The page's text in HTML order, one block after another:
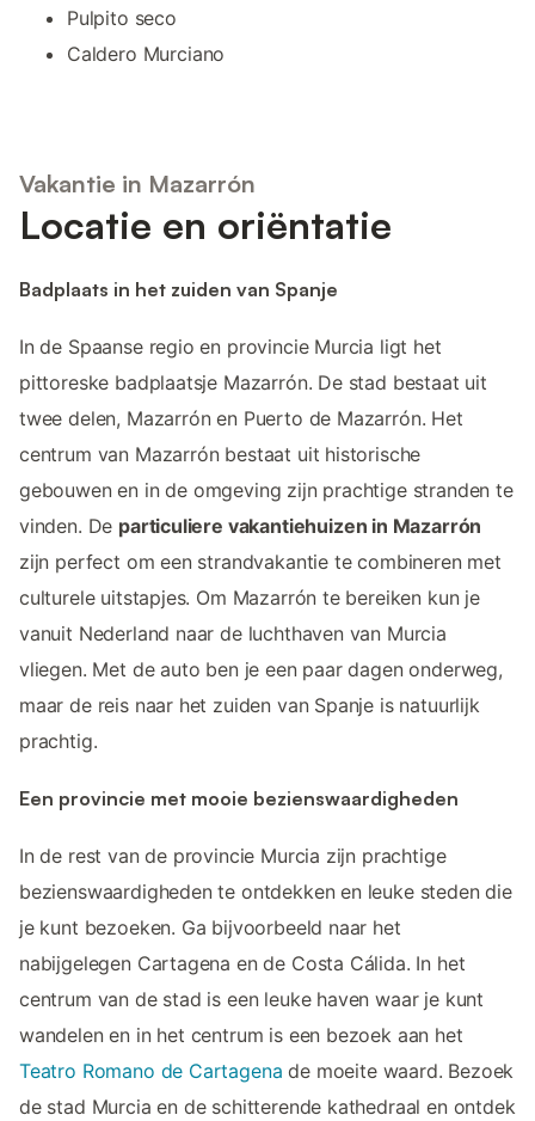
Pulpito seco
Caldero Murciano
Vakantie in Mazarrón
Locatie en oriëntatie
Badplaats in het zuiden van Spanje
In de Spaanse regio en provincie Murcia ligt het
pittoreske badplaatsje Mazarrón. De stad bestaat uit
twee delen, Mazarrón en Puerto de Mazarrón. Het
centrum van Mazarrón bestaat uit historische
gebouwen en in de omgeving zijn prachtige stranden te
vinden. De particuliere vakantiehuizen in Mazarrón
zijn perfect om een strandvakantie te combineren met
culturele uitstapjes. Om Mazarrón te bereiken kun je
vanuit Nederland naar de luchthaven van Murcia
vliegen. Met de auto ben je een paar dagen onderweg,
maar de reis naar het zuiden van Spanje is natuurlijk
prachtig.
Een provincie met mooie bezienswaardigheden
In de rest van de provincie Murcia zijn prachtige
bezienswaardigheden te ontdekken en leuke steden die
je kunt bezoeken. Ga bijvoorbeeld naar het
nabijgelegen Cartagena en de Costa Cálida. In het
centrum van de stad is een leuke haven waar je kunt
wandelen en in het centrum is een bezoek aan het
Teatro Romano de Cartagena de moeite waard. Bezoek
de stad Murcia en de schitterende kathedraal en ontdek